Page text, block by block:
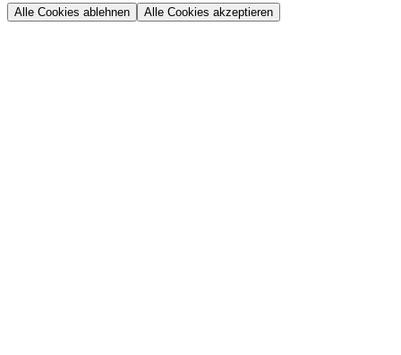
Alle Cookies ablehnen Alle Cookies akzeptieren